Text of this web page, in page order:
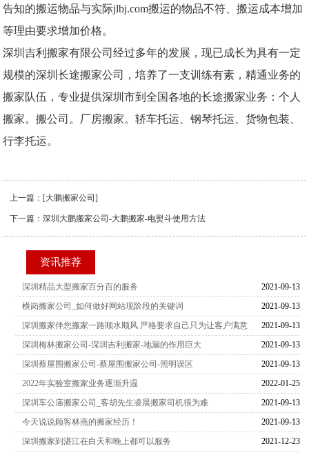
告知的搬运物品与实际jlbj.com搬运的物品不符、搬运成本增加
等理由要求增加价格。
深圳吉利搬家有限公司经过多年的发展，现已成长为具有一定
规模的深圳长途搬家公司，培养了一支训练有素，精通业务的
搬家队伍，专业提供深圳市到全国各地的长途搬家业务：个人
搬家。搬公司。厂房搬家。轿车托运、钢琴托运、货物包装、
行李托运。
上一篇： [大鹏搬家公司]
下一篇：深圳大鹏搬家公司-大鹏搬家-电熨斗使用方法
资讯推荐
2021-09-13
深圳精品大型搬家百分百的服务
2021-09-13
横岗搬家公司_如何做好网站现阶段的关键词
2021-09-13
深圳搬家伴您搬家一路顺水顺风 严格要求自己只为让客户满意
2021-09-13
深圳梅林搬家公司-深圳吉利搬家-地漏的作用巨大
2021-09-13
深圳蔡屋围搬家公司-蔡屋围搬家公司-照明误区
2022-01-25
2022年实验室搬家业务逐渐升温
2021-09-13
深圳车公庙搬家公司_客胡先生凌晨搬家司机很为难
2021-09-13
今天说说顾客林燕的搬家经历！
2021-12-23
深圳搬家到湛江在白天和晚上都可以服务